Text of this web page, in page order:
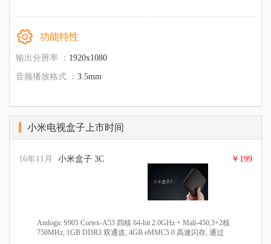
功能特性
输出分辨率 ： 1920x1080
音频播放格式 ： 3.5mm
小米电视盒子上市时间
16年11月 小米盒子 3C ￥199
Amlogic S905 Cortex-A53 四核 64-bit 2.0GHz + Mali-450,3+2核
750MHz, 1GB DDR3 双通道, 4GB eMMC5.0 高速闪存, 通过